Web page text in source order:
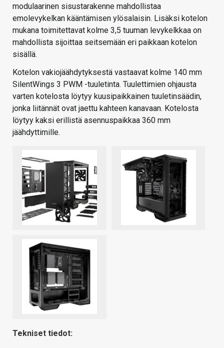
modulaarinen sisustarakenne mahdollistaa
emolevykelkan kääntämisen ylösalaisin. Lisäksi kotelon
mukana toimitettavat kolme 3,5 tuuman levykelkkaa on
mahdollista sijoittaa seitsemään eri paikkaan kotelon
sisällä.
Kotelon vakiojäähdytyksestä vastaavat kolme 140 mm
SilentWings 3 PWM -tuuletinta. Tuulettimien ohjausta
varten kotelosta löytyy kuusipaikkainen tuuletinsäädin,
jonka liitännät ovat jaettu kahteen kanavaan. Kotelosta
löytyy kaksi erillistä asennuspaikkaa 360 mm
jäähdyttimille.
Tekniset tiedot: